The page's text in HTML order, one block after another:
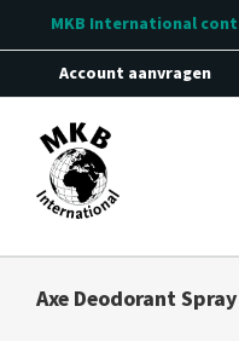
inhoud
MKB International
Account aanvragen
Axe Deodorant